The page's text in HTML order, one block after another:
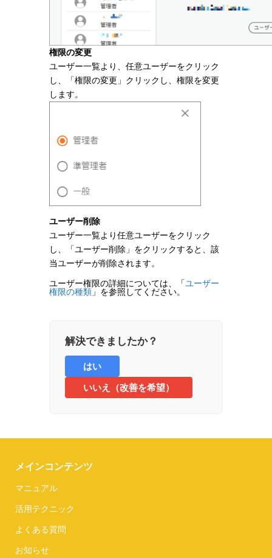
権限の変更
ユーザー一覧より、任意ユーザーをクリック
し、「権限の変更」クリックし、権限を変更
します。
ユーザー削除
ユーザー一覧より任意ユーザーをクリック
し、「ユーザー削除」をクリックすると、該
当ユーザーが削除されます。
ユーザー権限の詳細については、「ユーザー
権限の種類 」を参照してください。
解決できましたか？
はい
いいえ（改善を希望）
メインコンテンツ
マニュアル
活用テクニック
よくある質問
お知らせ